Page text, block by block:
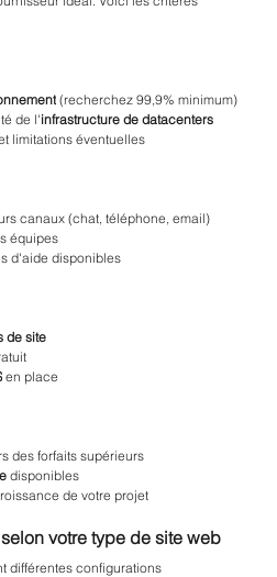
(recherchez 99,9% minimum)
de l'infrastructure de datacenters
limitations éventuelles
canaux (chat, téléphone, email)
équipes
d'aide disponibles
de site
en place
des forfaits supérieurs
disponibles
de votre projet
votre type de site web
différentes configurations